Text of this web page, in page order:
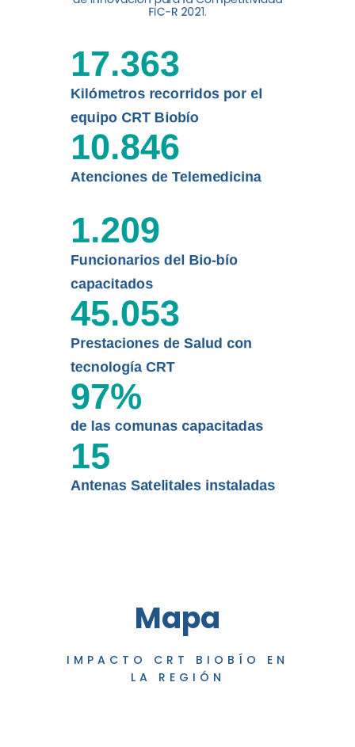
digital a los habitantes...
Leer más
FIC-R 2021.
Kilómetros recorridos por el
equipo CRT Biobío
17.363
Atenciones de Telemedicina
10.846
Funcionarios del Bio-bío
capacitados
1.209
Prestaciones de Salud con
tecnología CRT
45.053
de las comunas capacitadas
97%
Antenas Satelitales instaladas
15
Mapa
IMPACTO CRT BIOBÍO EN
LA REGIÓN